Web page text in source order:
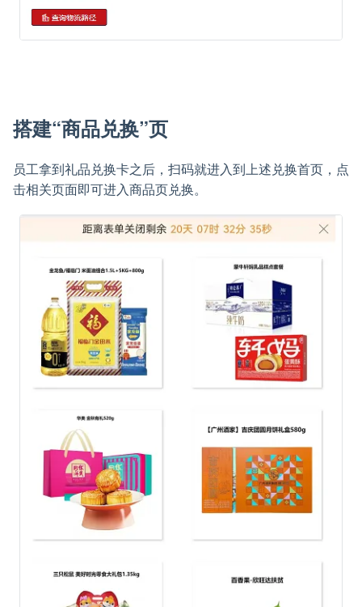
搭建“商品兑换”页
员工拿到礼品兑换卡之后，扫码就进入到上述兑换首页，点
击相关页面即可进入商品页兑换。